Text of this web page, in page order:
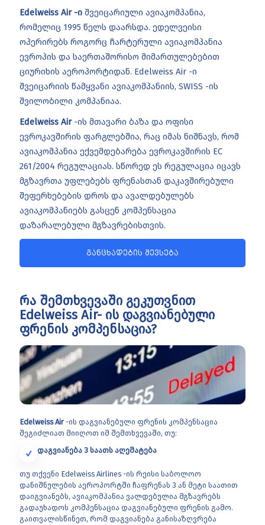
Edelweiss Air -ი შვეიცარიული ავიაკომპანია,
რომელიც 1995 წელს დაარსდა. ედელვეისი
ოპერირებს როგორც ჩარტერული ავიაკომპანია
ევროპის და საერთაშორისო მიმართულებებით
ციურიხის აეროპორტიდან. Edelweiss Air -ი
შვეიცარიის წამყვანი ავიაკომპანიის, SWISS -ის
შვილობილი კომპანიაა.
Edelweiss Air-ის მთავარი ბაზა და ოფისი
ევროკავშირის ფარგლებშია, რაც იმას ნიშნავს, რომ
ავიაკომპანია ექვემდებარება ევროკავშირის EC
261/2004 რეგულაციას. სწორედ ეს რეგულაცია იცავს
მგზავრთა უფლებებს ფრენასთან დაკავშირებული
შეფერხებების დროს და ავალდებულებს
ავიაკომპანიებს გასცენ კომპენსაცია
დაზარალებული მგზავრებისთვის.
განცხადების შევსება
რა შემთხვევაში გეკუთვნით
Edelweiss Air- ის დაგვიანებული
ფრენის კომპენსაცია?
Edelweiss Air -ის დაგვიანებული ფრენის კომპენსაცია
შეგიძლიათ მიიღოთ იმ შემთხვევაში, თუ:
დაგვიანება 3 საათს აღემატება
თუ თქვენი Edelweiss Airlines -ის რეისი საბოლოო
დანიშნულების აეროპორტში ჩაფრენას 3 ან მეტი საათით
დაიგვიანებს, ავიაკომპანია ვალდებულია მგზავრებს
გადაუხადოს კომპენსაცია დაგვიანებული ფრენის გამო.
გაითვალისწინეთ, რომ დაგვიანება განისაზღვრება